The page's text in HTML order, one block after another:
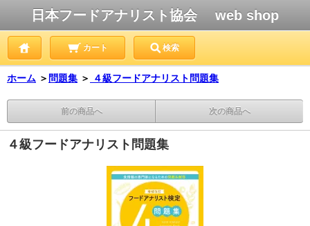
日本フードアナリスト協会 web shop
カート 検索
ホーム ＞ 問題集 ＞ ４級フードアナリスト問題集
前の商品へ 次の商品へ
４級フードアナリスト問題集